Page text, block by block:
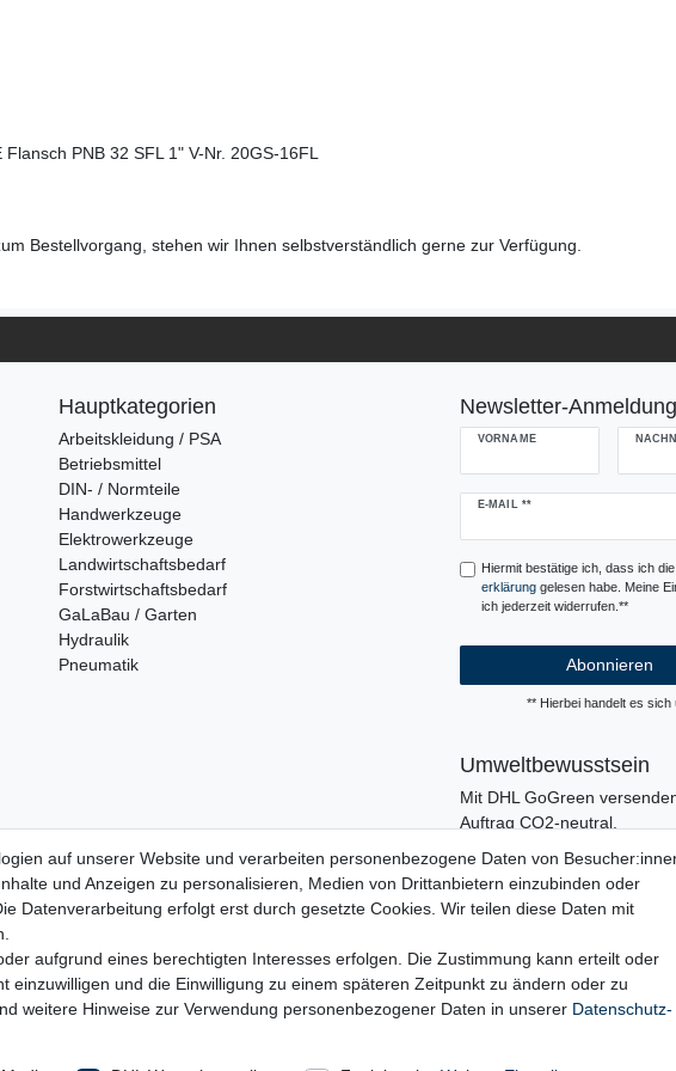
PNB 32 SFL 1" V-Nr. 20GS-16FL
Bestellvorgang, stehen wir Ihnen selbstverständlich gerne zur Verfügung.
Hauptkategorien
Arbeitskleidung / PSA
Betriebsmittel
DIN- / Normteile
Handwerkzeuge
Elektrowerkzeuge
Landwirtschaftsbedarf
Forstwirtschaftsbedarf
GaLaBau / Garten
Hydraulik
Pneumatik
Newsletter-Anmeldung
VORNAME
E-MAIL **
Newsletter
Hiermit bestätige ich, dass ich die
erklärunggelesen habe. Meine
ich jederzeit widerrufen.**
Abonnieren
** Hierbei handelt es sich
Umweltbewusstsein
Mit DHL GoGreen
Auftrag CO2-neutral.
In unserer Logistik und in
den Einsatz von
auf unserer Website und verarbeiten personenbezogene Daten von
und Anzeigen zu personalisieren, Medien von Drittanbietern einzubinden oder
Datenverarbeitung erfolgt erst durch gesetzte Cookies. Wir teilen diese Daten mit
aufgrund eines berechtigten Interesses erfolgen. Die Zustimmung kann erteilt oder
einzuwilligen und die Einwilligung zu einem späteren Zeitpunkt zu ändern oder zu
weitere Hinweise zur Verwendung personenbezogener Daten in unserer Daten­schutz­